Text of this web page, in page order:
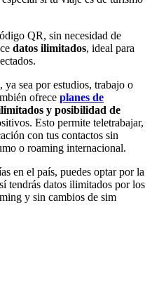
QR, sin necesidad de
datos ilimitados, ideal para
ya sea por estudios, trabajo o
ofrece planes de
y posibilidad de
Esto permite teletrabajar,
con tus contactos sin
o roaming internacional.
en el país, puedes optar por la
tendrás datos ilimitados por los
y sin cambios de sim